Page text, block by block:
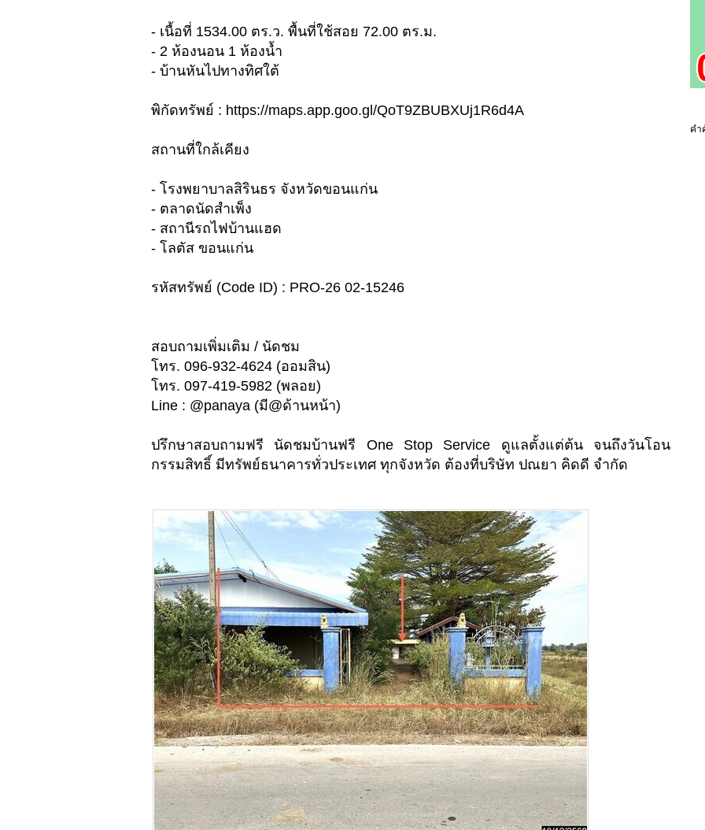
- เนื้อที่ 1534.00 ตร.ว. พื้นที่ใช้สอย 72.00 ตร.ม.
- 2 ห้องนอน 1 ห้องน้ำ
- บ้านหันไปทางทิศใต้
พิกัดทรัพย์ : https://maps.app.goo.gl/QoT9ZBUBXUj1R6d4A
สถานที่ใกล้เคียง
- โรงพยาบาลสิรินธร จังหวัดขอนแก่น
- ตลาดนัดสำเพ็ง
- สถานีรถไฟบ้านแฮด
- โลตัส ขอนแก่น
รหัสทรัพย์ (Code ID) : PRO-26 02-15246
สอบถามเพิ่มเติม / นัดชม
โทร. 096-932-4624 (ออมสิน)
โทร. 097-419-5982 (พลอย)
Line : @panaya (มี@ด้านหน้า)
ปรึกษาสอบถามฟรี นัดชมบ้านฟรี One Stop Service ดูแลตั้งแต่ต้น จนถึงวันโอน
กรรมสิทธิ์ มีทรัพย์ธนาคารทั่วประเทศ ทุกจังหวัด ต้องที่บริษัท ปณยา คิดดี จำกัด
คำ